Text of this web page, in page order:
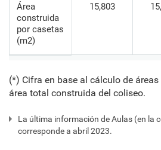
Área
construida
por casetas
(m2)
15,803
(*) Cifra en base al cálculo de
área total construida del coliseo.
La última información de Aulas (en la
corresponde a abril 2023.